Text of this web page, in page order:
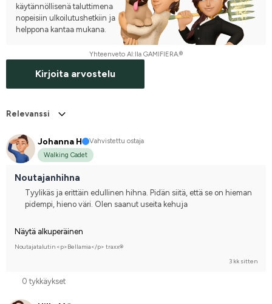
käytännöllisenä taluttimena
nopeisiin ulkoilutushetkiin ja
helppona kantaa mukana.
Yhteenveto AI:lla GAMIFIERA.®
Kirjoita arvostelu
Relevanssi
Johanna H
Vahvistettu ostaja
Walking Cadet
Noutajanhihna
Tyylikäs ja erittäin edullinen hihna. Pidän siitä, että se on hieman
pidempi, hieno väri. Olen saanut useita kehuja
Näytä alkuperäinen
Noutajatalutin <p>Bellamia</p> traxx®
3 kk sitten
0 tykkäykset